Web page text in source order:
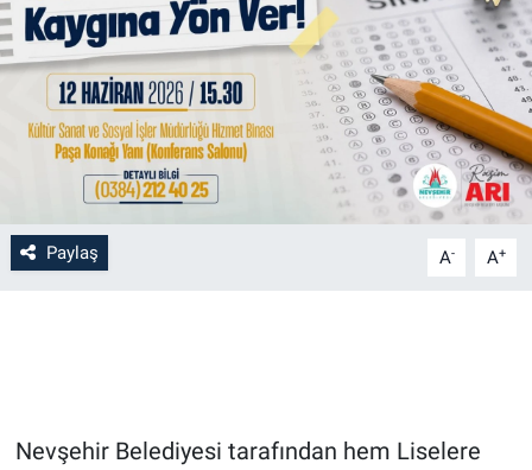
Paylaş A- A+
Nevşehir Belediyesi tarafından hem Liselere
Eğitim
Kültür
3.Sayfa
Medya
Bilim-Tek
Kayseri